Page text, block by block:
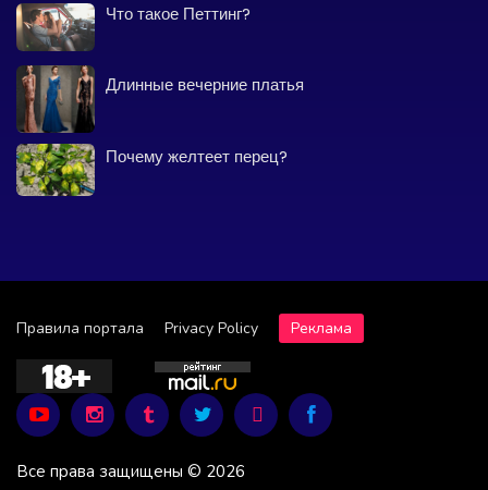
Что такое Петтинг?
Длинные вечерние платья
Почему желтеет перец?
Правила портала Privacy Policy Реклама
Все права защищены © 2026